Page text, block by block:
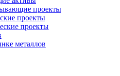
проекты
проекты
проекты
металлов